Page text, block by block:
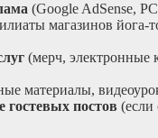
(Google AdSense,
магазинов йога-
(мерч, электронные
материалы,
постов (если